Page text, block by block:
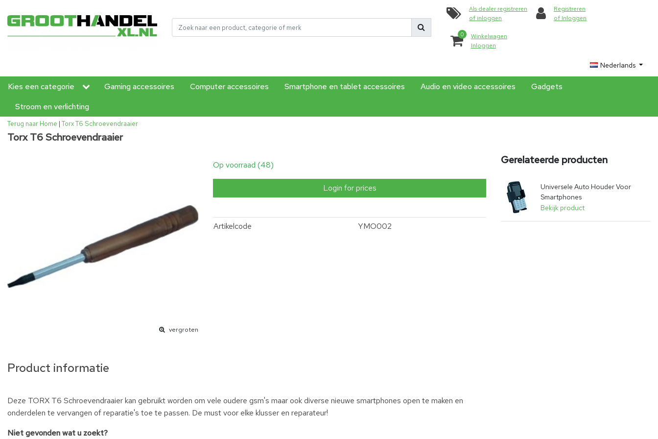
Als dealer registreren
of inloggen
Registreren
of Inloggen
0
Winkelwagen
Inloggen
Nederlands
Kies een categorie Gaming accessoires Computer accessoires Smartphone en tablet accessoires Audio en video accessoires
Gadgets
Stroom en verlichting
Terug naar Home | Torx T6 Schroevendraaier
Torx T6 Schroevendraaier
vergroten
Op voorraad (48)
Login for prices
Artikelcode YMO002
Product informatie
Deze TORX T6 Schroevendraaier kan gebruikt worden om vele oudere gsm's maar ook diverse nieuwe smartphones open te maken en
onderdelen te vervangen of reparatie's toe te passen. De must voor elke klusser en reparateur!
Niet gevonden wat u zoekt?
Gerelateerde producten
Universele Auto Houder Voor
Smartphones
Bekijk product